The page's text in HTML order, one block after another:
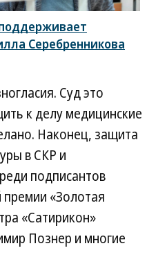
Серебренникова
Суд это
к делу медицинские
Наконец, защита
в СКР и
подписантов
премии «Золотая
«Сатирикон»
Познер и многие